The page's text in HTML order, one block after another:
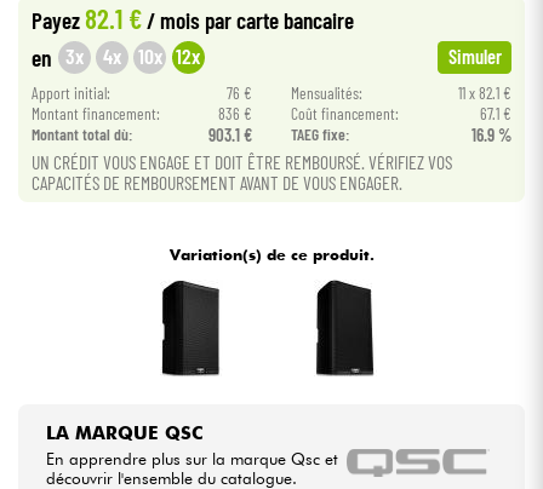
Eveil Musical
Câbles & Access.
HiFi
Voir nos marques
Payez 82.1 €/ mois par carte bancaire
en 3x 4x 10x 12x Simuler
Apport initial: 76 € Mensualités:
11 x 82.1 €
Montant financement:
836 € Coût financement:
67.1 €
Montant total dù:
903.1 € TAEG fixe: 16.9 %
UN CRÉDIT VOUS ENGAGE ET DOIT ÊTRE REMBOURSÉ. VÉRIFIEZ VOS
CAPACITÉS DE REMBOURSEMENT AVANT DE VOUS ENGAGER.
Variation(s) de ce produit.
LA MARQUE QSC
En apprendre plus sur la marque Qsc et
découvrir l'ensemble du catalogue.